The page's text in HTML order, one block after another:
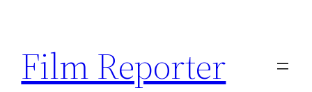
conținut
Film Reporter